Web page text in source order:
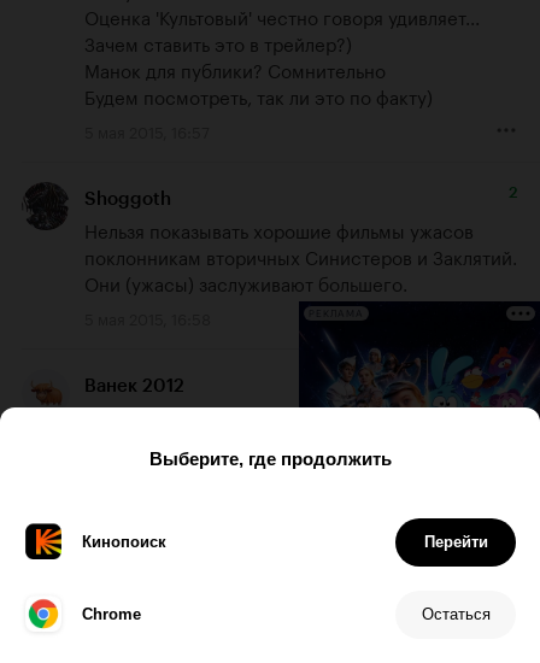
Оценка 'Культовый' честно говоря удивляет...
Зачем ставить это в трейлер?)
Манок для публики? Сомнительно
Будем посмотреть, так ли это по факту)
Shoggoth 2
Нельзя показывать хорошие фильмы ужасов
поклонникам вторичных Синистеров и Заклятий.
Они (ужасы) заслуживают большего.
Ванек 2012 1
если этот фильм назвали оно, то ремейк по
всего клоун-убийца((
Не страшно будет по любому. Сейчас уже не
умеют пугать, только резкие моменты и звуки